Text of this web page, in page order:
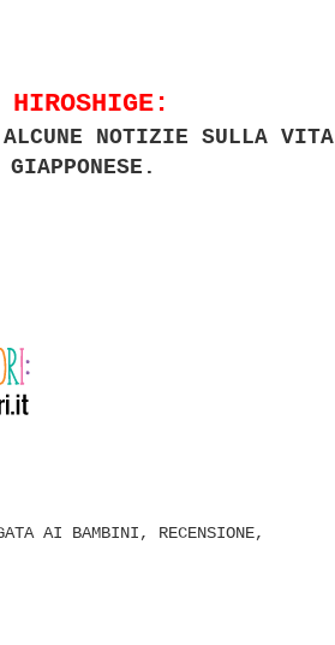
NOTIZIE SULLA VITA
AI BAMBINI, RECENSIONE,